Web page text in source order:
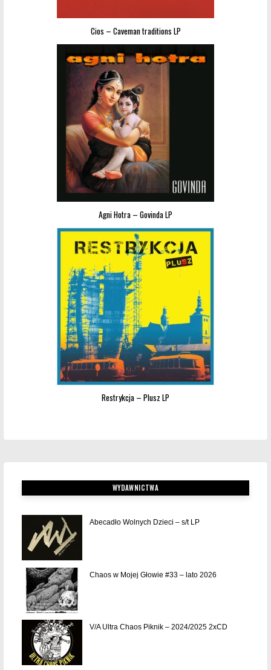
Cios – Caveman traditions LP
Agni Hotra – Govinda LP
Restrykcja – Plusz LP
WYDAWNICTWA
Abecadło Wolnych Dzieci – s/t LP
Chaos w Mojej Głowie #33 – lato 2026
V/A Ultra Chaos Piknik – 2024/2025 2xCD